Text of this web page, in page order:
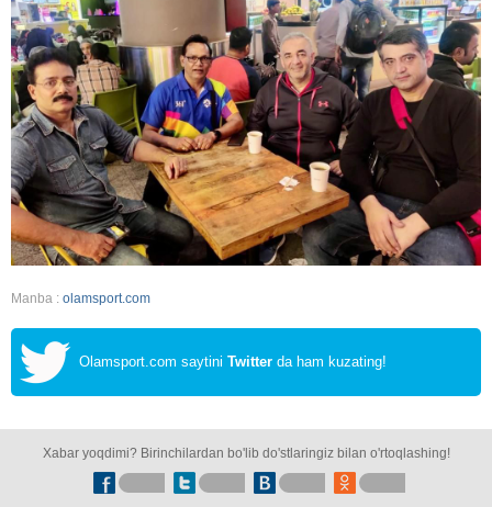
Manba : olamsport.com
Olamsport.com saytini Twitter da ham kuzating!
Xabar yoqdimi? Birinchilardan bo'lib do'stlaringiz bilan o'rtoqlashing!